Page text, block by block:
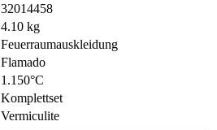
32014458
4.10 kg
Feuerraumauskleidung
Flamado
1.150°C
Komplettset
Vermiculite